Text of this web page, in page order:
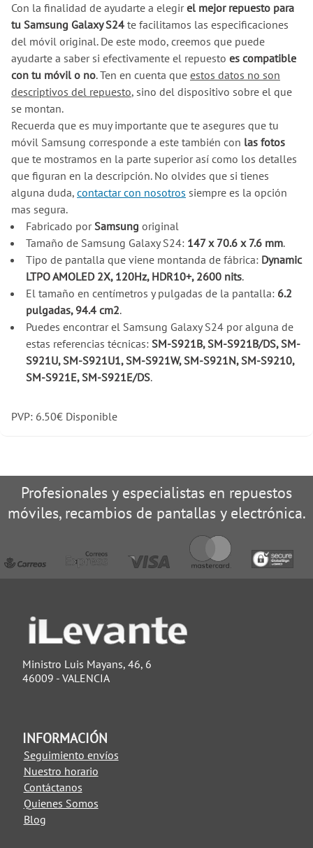
Con la finalidad de ayudarte a elegirel mejor repuesto para
tu Samsung Galaxy S24 te facilitamos las especificaciones
del móvil original. De este modo, creemos que puede
ayudarte a saber si efectivamente el repuesto es compatible
con tu móvil o no. Ten en cuenta que estos datos no son
descriptivos del repuesto, sino del dispositivo sobre el que
se montan.
Recuerda que es muy importante que te asegures que tu
móvil Samsung corresponde a este también con las fotos
que te mostramos en la parte superior así como los detalles
que figuran en la descripción. No olvides que si tienes
alguna duda, contactar con nosotros siempre es la opción
mas segura.
Fabricado porSamsung original
Tamaño de Samsung Galaxy S24: 147 x 70.6 x 7.6 mm.
Tipo de pantalla que viene montanda de fábrica: Dynamic
LTPO AMOLED 2X, 120Hz, HDR10+, 2600 nits.
El tamaño en centímetros y pulgadas de la pantalla: 6.2
pulgadas, 94.4 cm2.
Puedes encontrar el Samsung Galaxy S24 por alguna de
estas referencias técnicas: SM-S921B, SM-S921B/DS, SM-
S921U, SM-S921U1, SM-S921W, SM-S921N, SM-S9210,
SM-S921E, SM-S921E/DS.
PVP: 6.50€ Disponible
Profesionales y especialistas en repuestos
móviles, recambios de pantallas y electrónica.
Ministro Luis Mayans, 46, 6
46009 - VALENCIA
INFORMACIÓN
Seguimiento envíos
Nuestro horario
Contáctanos
Quienes Somos
Blog